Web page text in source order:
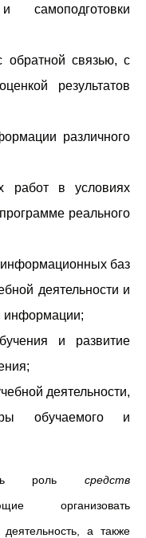
самоподготовки
обратной связью, с
результатов
различного
работ в условиях
реального
баз
деятельности и
информации;
и развитие
деятельности,
обучаемого и
роль средств
организовать
а также